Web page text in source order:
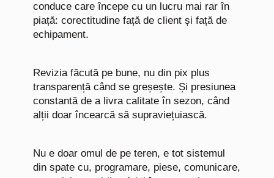
conduce care începe cu un lucru mai rar în
piață: corectitudine față de client și față de
echipament.
Revizia făcută pe bune, nu din pix plus
transparență când se greșește. Și presiunea
constantă de a livra calitate în sezon, când
alții doar încearcă să supraviețuiască.
Nu e doar omul de pe teren, e tot sistemul
din spate cu, programare, piese, comunicare,